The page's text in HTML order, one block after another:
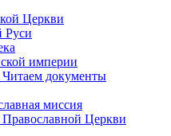
Церкви
Руси
империи
документы
миссия
Церкви